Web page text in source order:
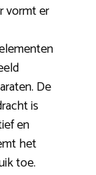
vormt er
De
is
en
het
toe.